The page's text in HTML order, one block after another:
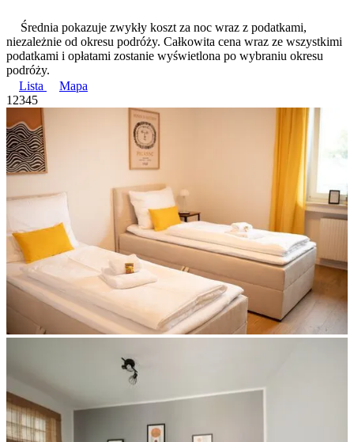
Średnia pokazuje zwykły koszt za noc wraz z podatkami,
niezależnie od okresu podróży. Całkowita cena wraz ze wszystkimi
podatkami i opłatami zostanie wyświetlona po wybraniu okresu
podróży.
Lista
Mapa
1 2345